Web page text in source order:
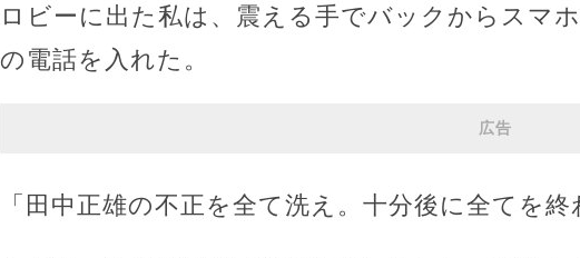
ロビーに出た私は、震える手でバックからスマ
の電話を入れた。
広告
「田中正雄の不正を全て洗え。十分後に全てを終